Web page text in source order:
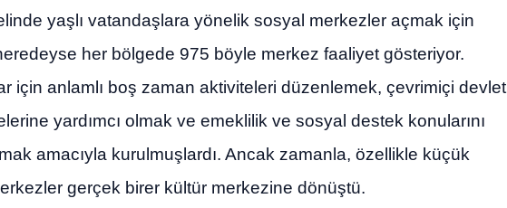
yaşlı vatandaşlara yönelik sosyal merkezler açmak için
her bölgede 975 böyle merkez faaliyet gösteriyor.
için anlamlı boş zaman aktiviteleri düzenlemek, çevrimiçi devlet
yardımcı olmak ve emeklilik ve sosyal destek konularını
amacıyla kurulmuşlardı. Ancak zamanla, özellikle küçük
gerçek birer kültür merkezine dönüştü.